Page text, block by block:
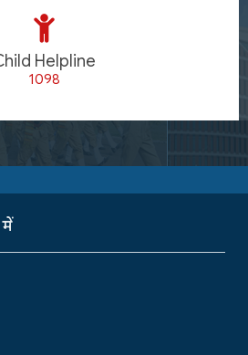
Helpline
1098
में